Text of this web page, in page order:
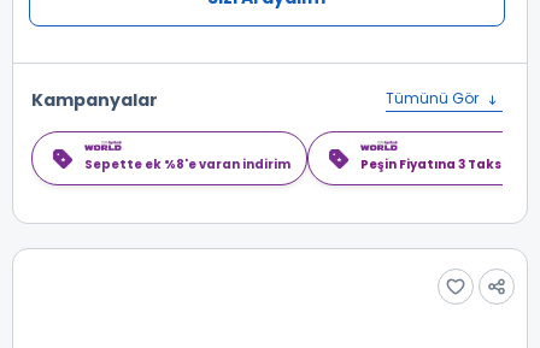
Kampanyalar Tümünü Gör
Sepette ek %8'e varan indirim Peşin Fiyatına 3 Taksit